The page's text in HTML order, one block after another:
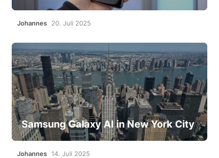
Johannes 20. Juli 2025
Samsung Galaxy AI in New York City
Johannes 14. Juli 2025